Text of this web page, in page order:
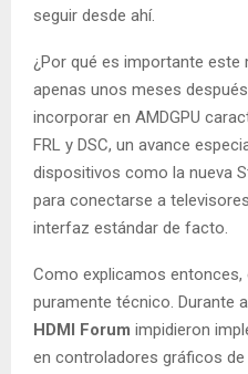
seguir desde ahí.
¿Por qué es importante este
apenas unos meses
incorporar en AMDGPU
FRL y DSC, un avance
dispositivos como la nueva
para conectarse a
interfaz estándar de facto.
Como explicamos entonces,
puramente técnico. Durante
HDMI Forum impidieron
en controladores gráficos